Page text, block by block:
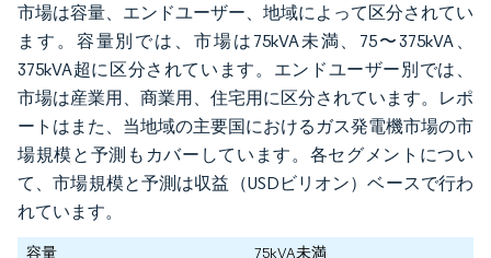
市場は容量、エンドユーザー、地域によって区分されてい
ます。容量別では、市場は75kVA未満、75〜375kVA、
375kVA超に区分されています。エンドユーザー別では、
市場は産業用、商業用、住宅用に区分されています。レポ
ートはまた、当地域の主要国におけるガス発電機市場の市
場規模と予測もカバーしています。各セグメントについ
て、市場規模と予測は収益（USDビリオン）ベースで行わ
れています。
容量
75kVA未満